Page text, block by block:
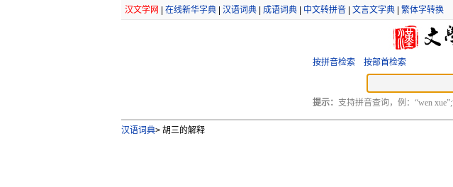
汉文学网 在线新华字典| 汉语词典| 成语词典| 中文转拼音| 文言文字典| 繁体字转换
按拼音检索 按部首检索
提示： 支持拼音查询，例：“wen
汉语词典>胡三的解释